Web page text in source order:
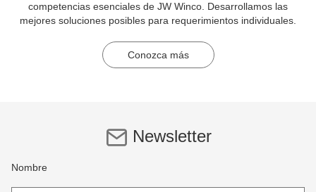
competencias esenciales de JW Winco. Desarrollamos las
mejores soluciones posibles para requerimientos individuales.
Conozca más
Newsletter
Nombre